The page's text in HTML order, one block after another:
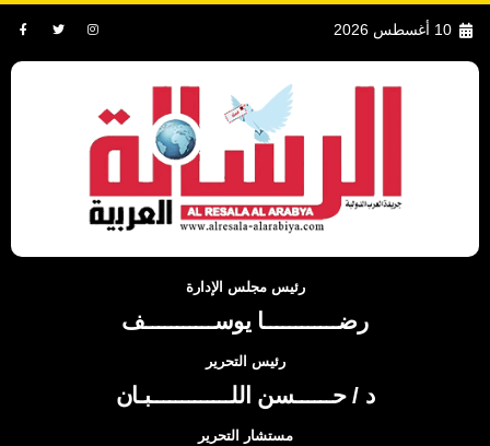
10 أغسطس 2026
رئيس مجلس الإدارة
رضــــــــــــا يوســـــــــــف
رئيس التحرير
د / حــــــسن اللـــــــــــــبـان
مستشار التحرير